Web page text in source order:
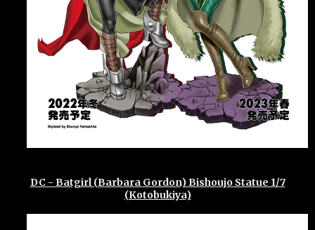
DC - Batgirl (Barbara Gordon) Bishoujo Statue 1/7
(Kotobukiya)